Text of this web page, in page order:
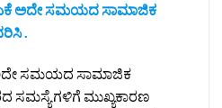
ಅದೇ ಸಮಯದ ಸಾಮಾಜಿಕ
.
ಸಮಯದ ಸಾಮಾಜಿಕ
ಸಮಸ್ಯೆಗಳಿಗೆ ಮುಖ್ಯಕಾರಣ